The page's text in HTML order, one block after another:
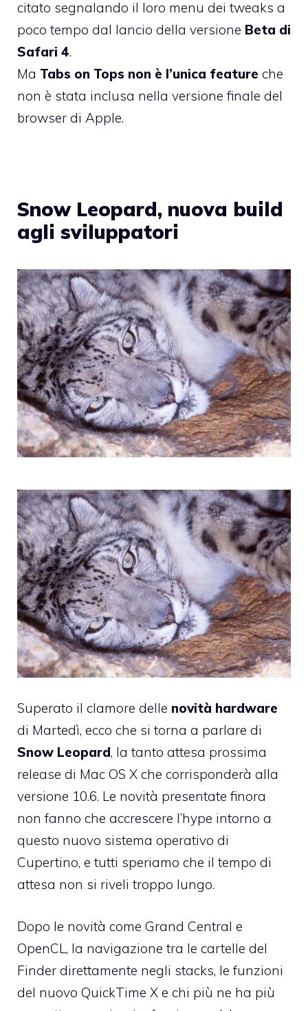
citato segnalando il loro menu dei tweaks a
poco tempo dal lancio della versione Beta di
Safari 4.
Ma Tabs on Tops non è l’unica feature che
non è stata inclusa nella versione finale del
browser di Apple.
Snow Leopard, nuova build
agli sviluppatori
Superato il clamore delle novità hardware
di Martedì, ecco che si torna a parlare di
Snow Leopard, la tanto attesa prossima
release di Mac OS X che corrisponderà alla
versione 10.6. Le novità presentate finora
non fanno che accrescere l’hype intorno a
questo nuovo sistema operativo di
Cupertino, e tutti speriamo che il tempo di
attesa non si riveli troppo lungo.
Dopo le novità come Grand Central e
OpenCL , la navigazione tra le cartelle del
Finder direttamente negli stacks, le funzioni
del nuovo QuickTime X e chi più ne ha più